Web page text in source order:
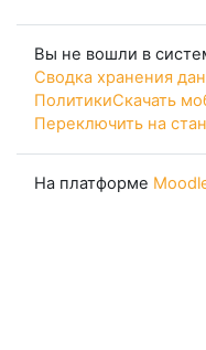
Вы не вошли в
Сводка хранения
ПолитикиСкачать
Переключить на
На платформе